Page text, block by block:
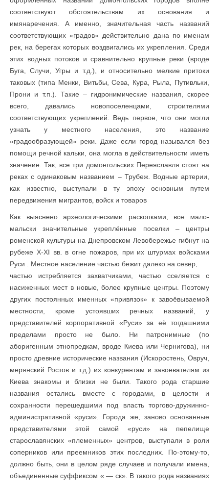
соответствуют обстоятельствам их основания и
имянаречения. А именно, значительная часть названий
соответствующих «градов» действительно дана по именам
рек, на берегах которых воздвигались их укрепления. Среди
этих водных потоков и сравнительно крупные реки (вроде
Буга, Случи, Угры и т.д.), и относительно мелкие притоки
таковых (типа Менки, Витьбы, Сева, Кура, Рыла, Путивльки,
Прони и т.п.). Такие – гидронимические названия, скорее
всего, давались новопоселенцами, строителями
соответствующих укреплений. Ведь первое, что они могли
узнать у местного населения, это название
«градообразующей» реки. Даже если город назывался без
помощи речной кальки, она могла в действительности иметь
значение. Так, все три домонгольских Переяславля стоят на
реках с одинаковым названием – Трубеж. Водные артерии,
как известно, выступали в ту эпоху основным путем
передвижения мигрантов, войск и товаров
Как выяснено археологическими раскопками, все мало-
мальски значительные укреплённые поселки – центры
роменской культуры на Днепровском Левобережье гибнут на
рубеже X-XI вв. в огне пожаров, при их штурмах войсками
Руси . Местное население частью бежит далеко на север,
частью истребляется захватчиками, частью сселяется с
насиженных мест в новые, более крупные центры. Поэтому
других постоянных именных «привязок» к завоёвываемой
местности, кроме устоявших речных названий, у
представителей корпоративной «Руси» за её тогдашними
пределами просто не было. Ни патронимные (по
аборигенным этнопредкам, вроде Киева или Чернигова), ни
просто древние исторические названия (Искоростень, Овруч,
мерянский Ростов и т.д.) их конкурентам и завоевателям из
Киева знакомы и близки не были. Такого рода старшие
названия остались вместе с городами, в целости и
сохранности перешедшими под власть торгово-дружинно-
административной «руси». Города же, заново основанные
представителями этой самой «руси» на пепелище
старославянских «племенных» центров, выступали в роли
соперников или преемников этих последних. По-этому-то,
должно быть, они в целом ряде случаев и получали имена,
объединенные суффиксом « — ск». В такого рода названиях